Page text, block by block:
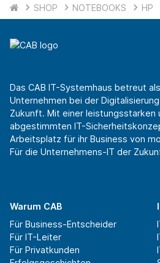
SHOP NOTEBOOKS HP
Das CAB IT-Systemhaus betreut
Unternehmen bei der
Zukunft. Mit einer
abgestimmten IT-
Arbeitsplatz für ihr Business von
Für die Unternehmens-IT der
Warum CAB
Für Business-Entscheider
Für IT-Leiter
Für Privatkunden